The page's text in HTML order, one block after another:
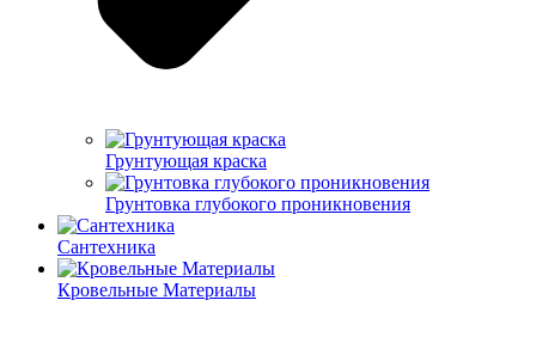
Грунтующая краска
Грунтовка глубокого проникновения
Сантехника
Кровельные Материалы